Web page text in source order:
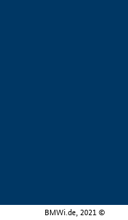
BMWi.de, 2021 ©